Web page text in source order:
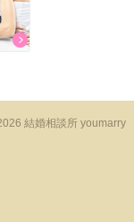
結婚相談所 youmarry